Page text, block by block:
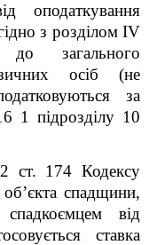
оподаткування
з розділом IV
загального
осіб (не
за
1
підрозділу 10
ст. 174 Кодексу
спадщини,
від
ставка